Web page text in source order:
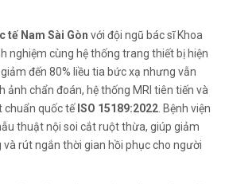
tế Nam Sài Gòn với đội ngũ bác sĩ Khoa
nghiệm cùng hệ thống trang thiết bị hiện
đến 80% liều tia bức xạ nhưng vẫn
ảnh chẩn đoán, hệ thống MRI tiên tiến và
chuẩn quốc tế ISO 15189:2022 . Bệnh viện
thuật nội soi cắt ruột thừa, giúp giảm
và rút ngắn thời gian hồi phục cho người